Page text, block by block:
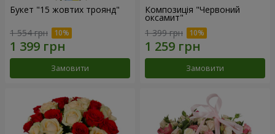
Букет "15 жовтих троянд"
1 554 грн
Замовити
Композиція "Червоний
оксамит"
1 399 грн
Замовити